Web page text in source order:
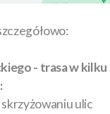
- trasa w kilku
ulic